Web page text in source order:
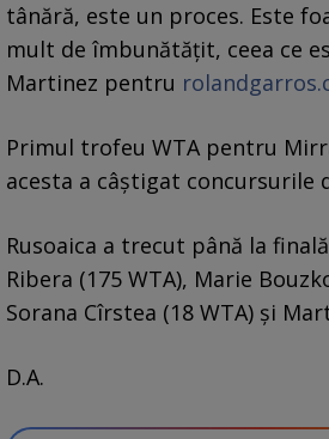
tânără, este un proces. Este
mult de îmbunătățit, ceea ce
Martinez pentru
Primul trofeu WTA pentru
acesta a câștigat concursurile
Rusoaica a trecut până la
Ribera (175 WTA), Marie
Sorana Cîrstea (18 WTA) și
D.A.